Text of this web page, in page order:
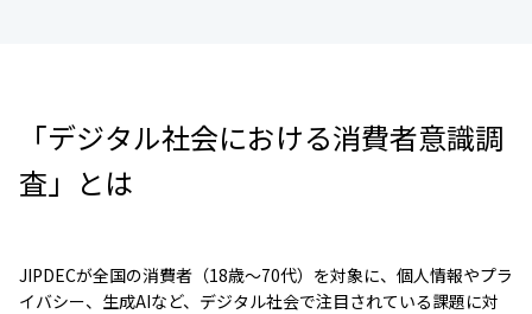
「デジタル社会における消費者意識調
査」とは
JIPDECが全国の消費者（18歳～70代）を対象に、個人情報やプラ
イバシー、生成AIなど、デジタル社会で注目されている課題に対